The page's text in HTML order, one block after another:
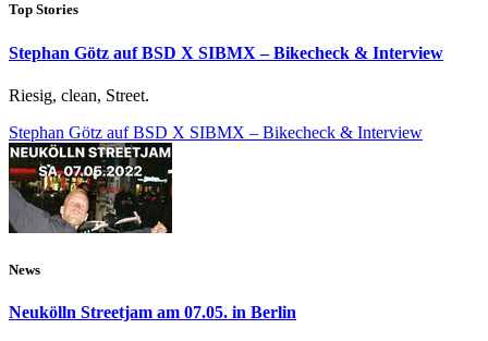
Top Stories
Stephan Götz auf BSD X SIBMX – Bikecheck & Interview
Riesig, clean, Street.
Stephan Götz auf BSD X SIBMX – Bikecheck & Interview
News
Neukölln Streetjam am 07.05. in Berlin